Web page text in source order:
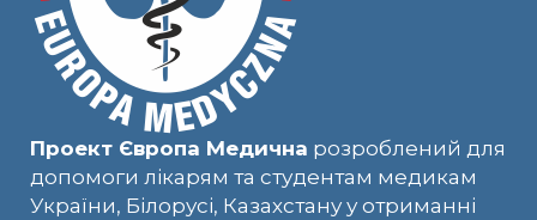
Проект Європа Медична розроблений для
допомоги лікарям та студентам медикам
України, Білорусі, Казахстану у отриманні